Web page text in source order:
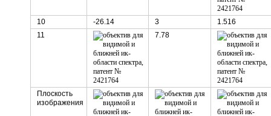
10 -26.14 3
1.516
11
7.78
Плоскость
изображения